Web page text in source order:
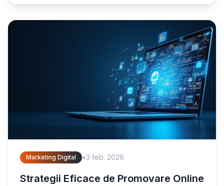
Marketing Digital •3 feb. 2026
Strategii Eficace de Promovare Online